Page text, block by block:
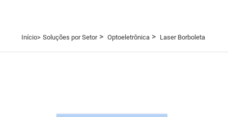
Início> Soluções por Setor> Optoeletrônica> Laser Borboleta